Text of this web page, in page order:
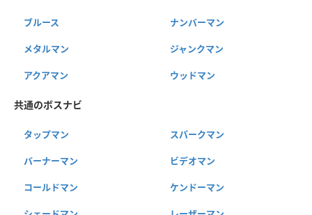
ブルース ナンバーマン
メタルマン ジャンクマン
アクアマン ウッドマン
共通のボスナビ
タップマン スパークマン
バーナーマン ビデオマン
コールドマン ケンドーマン